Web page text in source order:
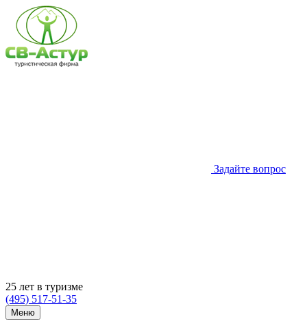
Задайте вопрос
25 лет в туризме
(495) 517-51-35
Меню